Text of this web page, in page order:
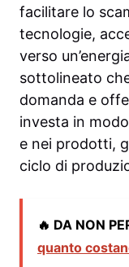
facilitare lo
tecnologie,
verso
sottolineato
domanda e
investa in
e nei prodotti,
ciclo di
🔥 DA NON
quanto